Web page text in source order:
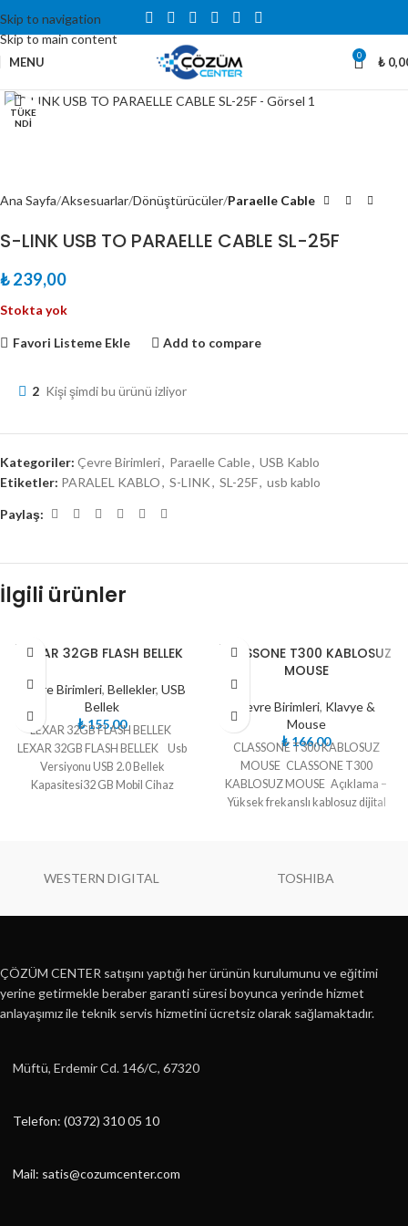
Skip to navigation
Skip to main content
MENU 0 ₺
TÜKE
NDI
Büyütmek için tıklayın
Ana Sayfa Aksesuarlar Dönüştürücüler Paraelle Cable
S-LINK USB TO PARAELLE CABLE SL-25F
₺239,00
Stokta yok
Favori Listeme Ekle Add to compare
2 Kişi şimdi bu ürünü izliyor
Kategoriler: Çevre Birimleri, Paraelle Cable, USB Kablo
Etiketler: PARALEL KABLO, S-LINK, SL-25F, usb kablo
Paylaş:
İlgili ürünler
TÜKE
NDILEXAR 32GB FLASH BELLEK
Çevre Birimleri, Bellekler, USB
Bellek
₺155,00
LEXAR 32GB FLASH BELLEK
LEXAR 32GB FLASH BELLEK Usb
Versiyonu USB 2.0 Bellek
Kapasitesi32 GB Mobil Cihaz
TÜKE
NDI
CLASSONE T300 KABLOSUZ
MOUSE
Çevre Birimleri, Klavye &
Mouse
₺166,00
CLASSONE T300 KABLOSUZ
MOUSE CLASSONE T300
KABLOSUZ MOUSE Açıklama –
Yüksek frekanslı kablosuz dijital
WESTERN DIGITAL TOSHIBA
ÇÖZÜM CENTER satışını yaptığı her ürünün kurulumunu ve eğitimi
yerine getirmekle beraber garanti süresi boyunca yerinde hizmet
anlayaşımız ile teknik servis hizmetini ücretsiz olarak sağlamaktadır.
Müftü, Erdemir Cd. 146/C, 67320
Telefon: (0372) 310 05 10
Mail: satis@cozumcenter.com